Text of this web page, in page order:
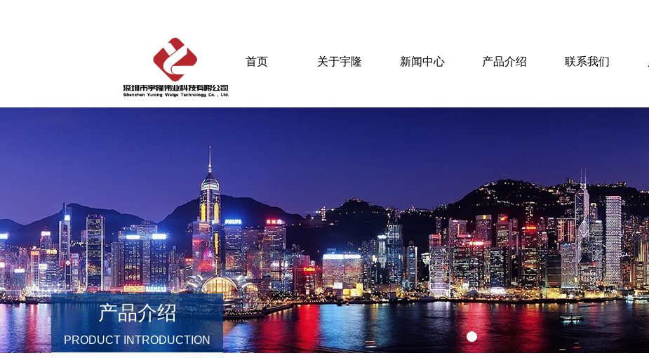
首页 关于宇隆 新闻中心 产品介绍 联系我们
产品介绍
PRODUCT INTRODUCTION